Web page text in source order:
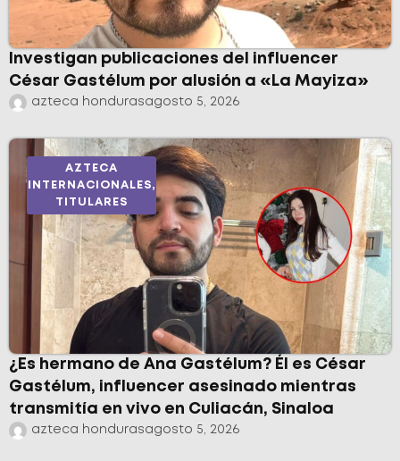
Investigan publicaciones del influencer
César Gastélum por alusión a «La Mayiza»
azteca hondurasagosto 5, 2026
AZTECA
INTERNACIONALES,
TITULARES
¿Es hermano de Ana Gastélum? Él es César
Gastélum, influencer asesinado mientras
transmitía en vivo en Culiacán, Sinaloa
azteca hondurasagosto 5, 2026